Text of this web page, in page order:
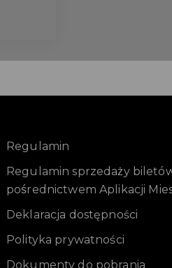
Regulamin
Regulamin sprzedaży
pośrednictwem Aplikacji
Deklaracja dostępności
Polityka prywatności
Dokumenty do pobrania